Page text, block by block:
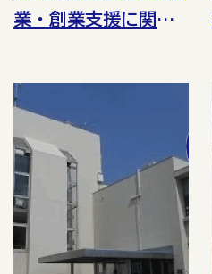
業・創業支援に関す